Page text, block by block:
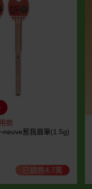
款
惹我眉筆(1.5g)
已銷售4.7萬